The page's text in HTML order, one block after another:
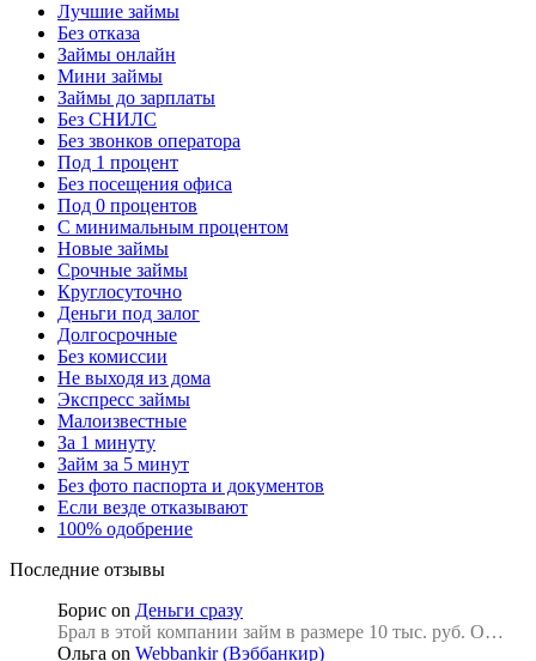
Лучшие займы
Без отказа
Займы онлайн
Мини займы
Займы до зарплаты
Без СНИЛС
Без звонков оператора
Под 1 процент
Без посещения офиса
Под 0 процентов
С минимальным процентом
Новые займы
Срочные займы
Круглосуточно
Деньги под залог
Долгосрочные
Без комиссии
Не выходя из дома
Экспресс займы
Малоизвестные
За 1 минуту
Займ за 5 минут
Без фото паспорта и документов
Если везде отказывают
100% одобрение
Последние отзывы
Борис on Деньги сразу
Брал в этой компании займ в размере 10 тыс. руб. О…
Ольга on Webbankir (Вэббанкир)